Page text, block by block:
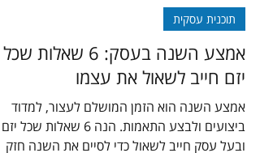
דביר בשן
30 ביוני
זמן קריאה 4 דקות
תוכנית עסקית
אמצע השנה בעסק: 6 שאלות שכל
יזם חייב לשאול את עצמו
אמצע השנה הוא הזמן המושלם לעצור, למדוד